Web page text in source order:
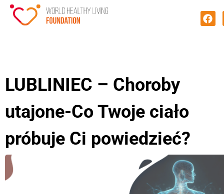
LUBLINIEC – Choroby
utajone-Co Twoje ciało
próbuje Ci powiedzieć?